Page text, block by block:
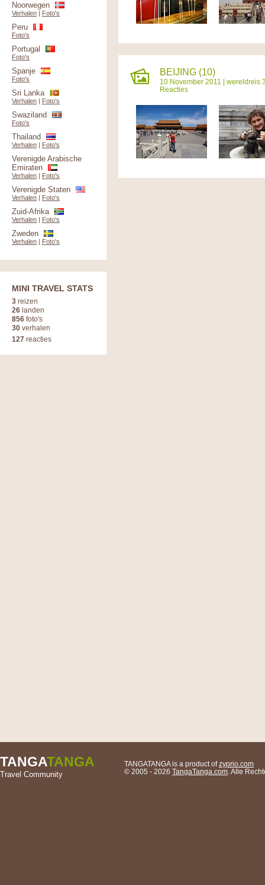
BEIJING (10)
10 November 2011 | wereldreis
Reacties
Noorwegen
Verhalen | Foto's
Peru
Foto's
Portugal
Foto's
Spanje
Foto's
Sri Lanka
Verhalen | Foto's
Swaziland
Foto's
Thailand
Verhalen | Foto's
Verenigde Arabische
Emiraten
Verhalen | Foto's
Verenigde Staten
Verhalen | Foto's
Zuid-Afrika
Verhalen | Foto's
Zweden
Verhalen | Foto's
MINI TRAVEL STATS
3 reizen
26 landen
856 foto's
30 verhalen
127 reacties
TANGATANGA
Travel Community
TANGATANGA is a product ofzyprio.com
© 2005 - 2026 TangaTanga.com . Alle